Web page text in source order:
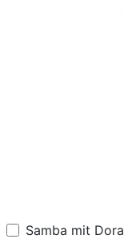
Samba mit Dora